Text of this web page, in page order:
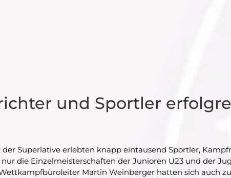
und Sportler
Superlative erlebten knapp eintausend Sportler,
die Einzelmeisterschaften der Junioren U23 und der
Martin Weinberger hatten sich auch